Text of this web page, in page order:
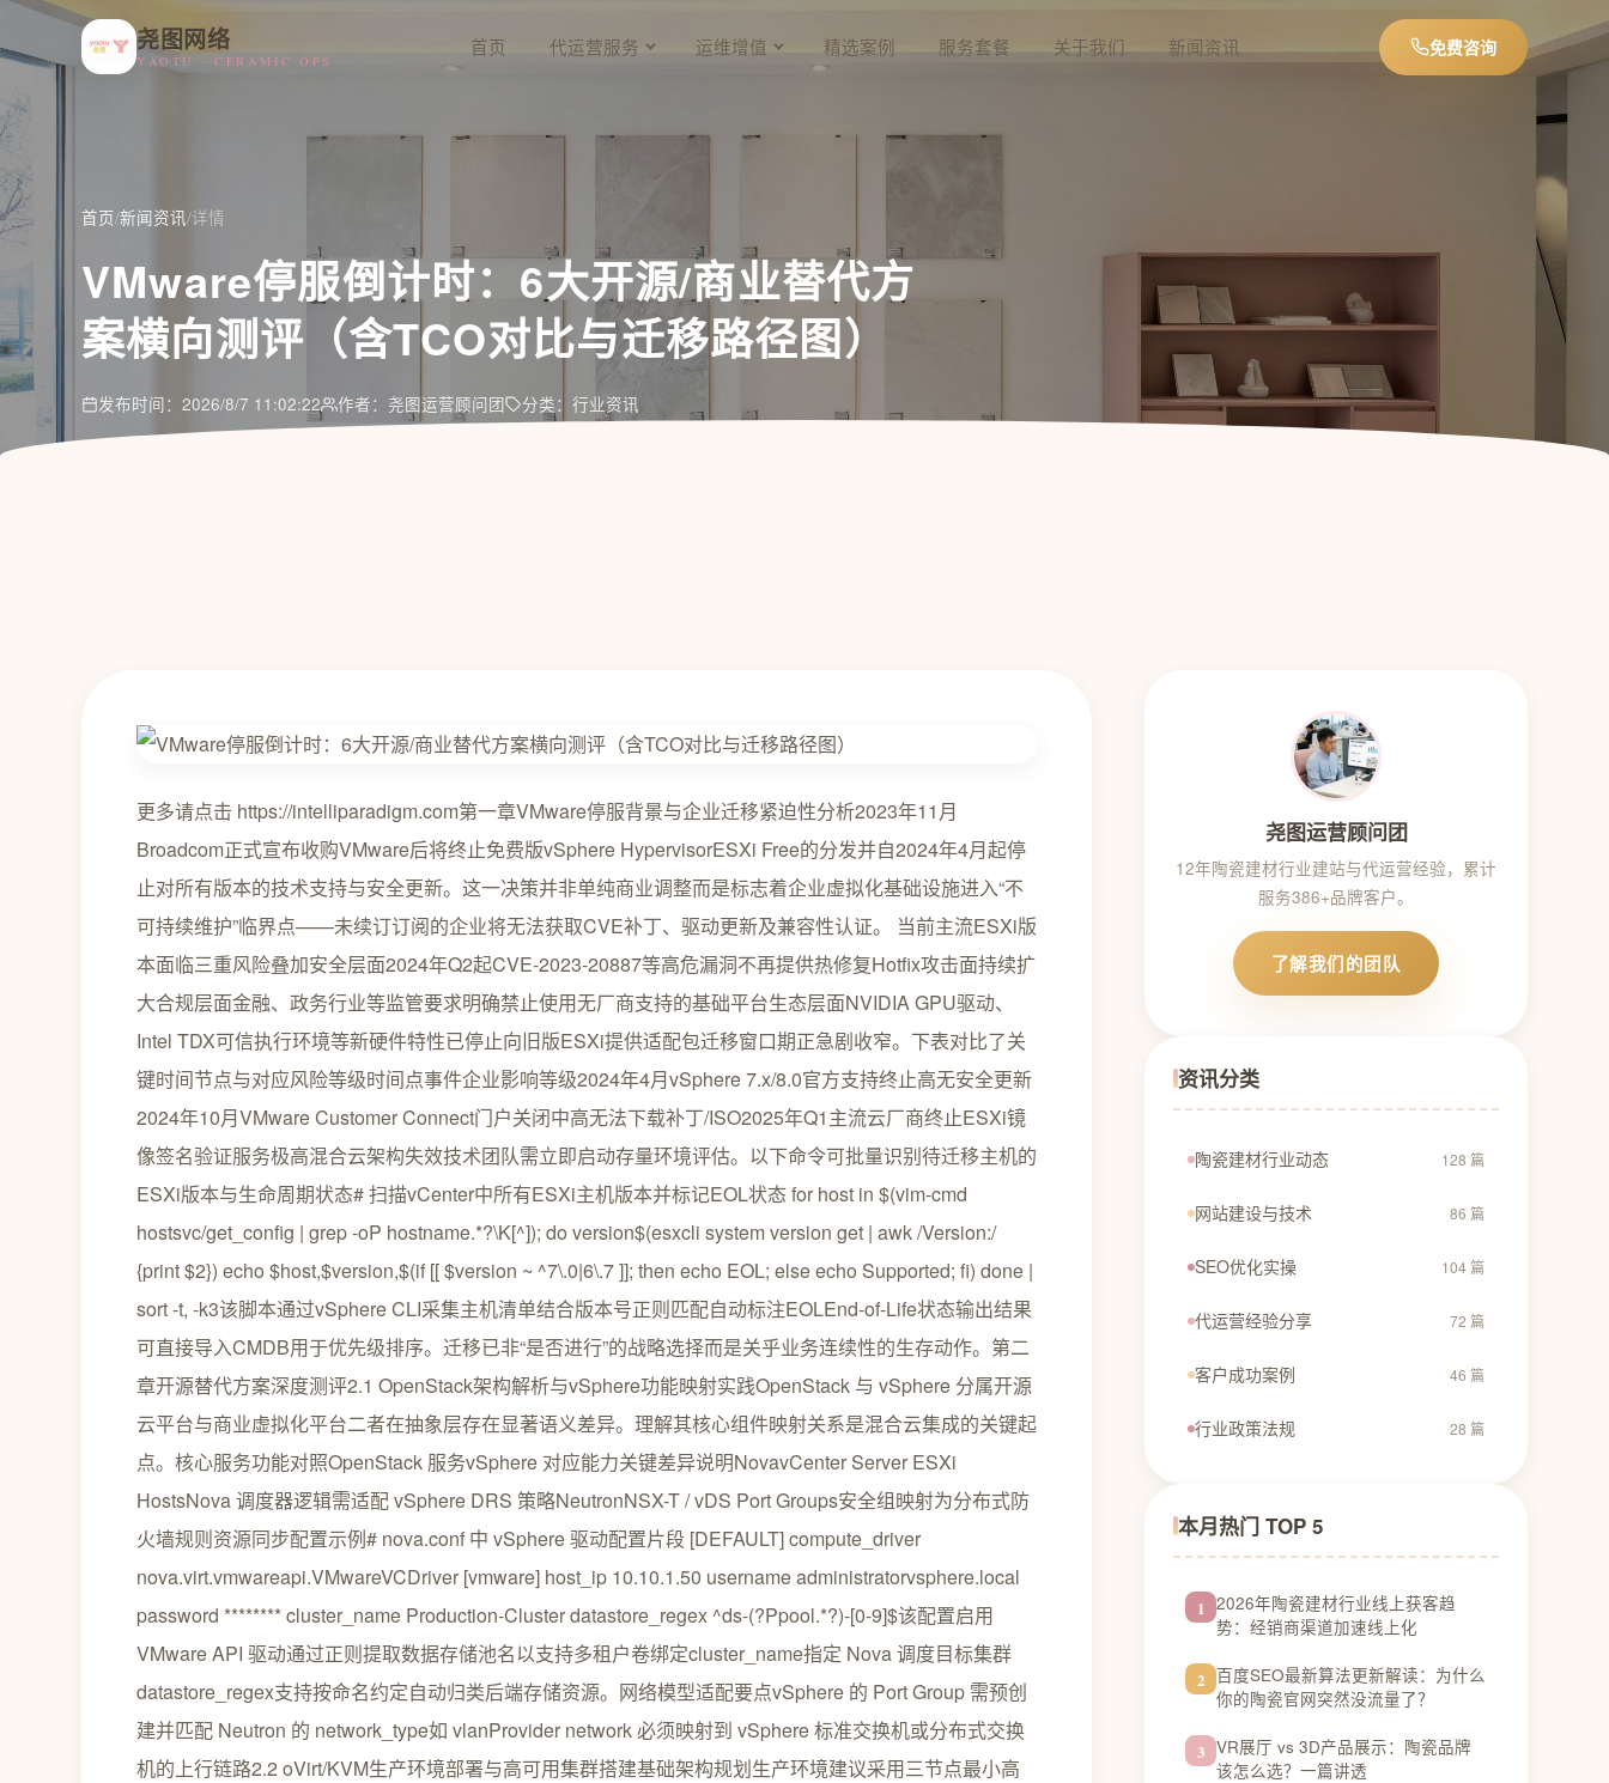
尧图网络
YAOTU · CERAMIC OPS
首页 代运营服务 运维增值 精选案例 服务套餐 关于我们 新闻资讯 免费咨询
首页/新闻资讯/详情
VMware停服倒计时：6大开源/商业替代方
案横向测评（含TCO对比与迁移路径图）
发布时间：2026/8/7 11:02:22 作者：尧图运营顾问团 分类：行业资讯
更多请点击 https://intelliparadigm.com第一章VMware停服背景与企业迁移紧迫性分析2023年11月
Broadcom正式宣布收购VMware后将终止免费版vSphere HypervisorESXi Free的分发并自2024年4月起停
止对所有版本的技术支持与安全更新。这一决策并非单纯商业调整而是标志着企业虚拟化基础设施进入“不
可持续维护”临界点——未续订订阅的企业将无法获取CVE补丁、驱动更新及兼容性认证。 当前主流ESXi版
本面临三重风险叠加安全层面2024年Q2起CVE-2023-20887等高危漏洞不再提供热修复Hotfix攻击面持续扩
大合规层面金融、政务行业等监管要求明确禁止使用无厂商支持的基础平台生态层面NVIDIA GPU驱动、
Intel TDX可信执行环境等新硬件特性已停止向旧版ESXi提供适配包迁移窗口期正急剧收窄。下表对比了关
键时间节点与对应风险等级时间点事件企业影响等级2024年4月vSphere 7.x/8.0官方支持终止高无安全更新
2024年10月VMware Customer Connect门户关闭中高无法下载补丁/ISO2025年Q1主流云厂商终止ESXi镜
像签名验证服务极高混合云架构失效技术团队需立即启动存量环境评估。以下命令可批量识别待迁移主机的
ESXi版本与生命周期状态# 扫描vCenter中所有ESXi主机版本并标记EOL状态 for host in $(vim-cmd
hostsvc/get_config | grep -oP hostname.*?\K[^]); do version$(esxcli system version get | awk /Version:/
{print $2}) echo $host,$version,$(if [[ $version ~ ^7\.0|6\.7 ]]; then echo EOL; else echo Supported; fi) done |
sort -t, -k3该脚本通过vSphere CLI采集主机清单结合版本号正则匹配自动标注EOLEnd-of-Life状态输出结果
可直接导入CMDB用于优先级排序。迁移已非“是否进行”的战略选择而是关乎业务连续性的生存动作。第二
章开源替代方案深度测评2.1 OpenStack架构解析与vSphere功能映射实践OpenStack 与 vSphere 分属开源
云平台与商业虚拟化平台二者在抽象层存在显著语义差异。理解其核心组件映射关系是混合云集成的关键起
点。核心服务功能对照OpenStack 服务vSphere 对应能力关键差异说明NovavCenter Server ESXi
HostsNova 调度器逻辑需适配 vSphere DRS 策略NeutronNSX-T / vDS Port Groups安全组映射为分布式防
火墙规则资源同步配置示例# nova.conf 中 vSphere 驱动配置片段 [DEFAULT] compute_driver
nova.virt.vmwareapi.VMwareVCDriver [vmware] host_ip 10.10.1.50 username administratorvsphere.local
password ******** cluster_name Production-Cluster datastore_regex ^ds-(?Ppool.*?)-[0-9]$该配置启用
VMware API 驱动通过正则提取数据存储池名以支持多租户卷绑定cluster_name指定 Nova 调度目标集群
datastore_regex支持按命名约定自动归类后端存储资源。网络模型适配要点vSphere 的 Port Group 需预创
建并匹配 Neutron 的 network_type如 vlanProvider network 必须映射到 vSphere 标准交换机或分布式交换
机的上行链路2.2 oVirt/KVM生产环境部署与高可用集群搭建基础架构规划生产环境建议采用三节点最小高
尧图运营顾问团
12年陶瓷建材行业建站与代运营经验，累计
服务386+品牌客户。
了解我们的团队
资讯分类
陶瓷建材行业动态 128 篇
网站建设与技术 86 篇
SEO优化实操 104 篇
代运营经验分享 72 篇
客户成功案例 46 篇
行业政策法规 28 篇
本月热门 TOP 5
1 2026年陶瓷建材行业线上获客趋
势：经销商渠道加速线上化
2 百度SEO最新算法更新解读：为什么
你的陶瓷官网突然没流量了？
3 VR展厅 vs 3D产品展示：陶瓷品牌
该怎么选？一篇讲透